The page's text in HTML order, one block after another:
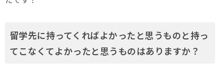
留学先に持ってくればよかったと思うものと持っ
てこなくてよかったと思うものはありますか？